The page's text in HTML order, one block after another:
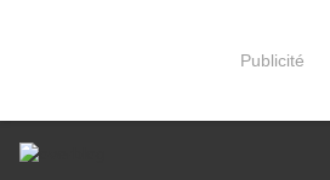
Publicité